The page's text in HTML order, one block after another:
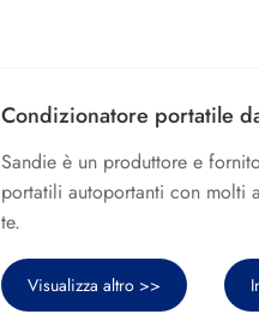
Condizionatore portatile
Sandie è un produttore e
portatili autoportanti con molti
te.
Visualizza altro >>